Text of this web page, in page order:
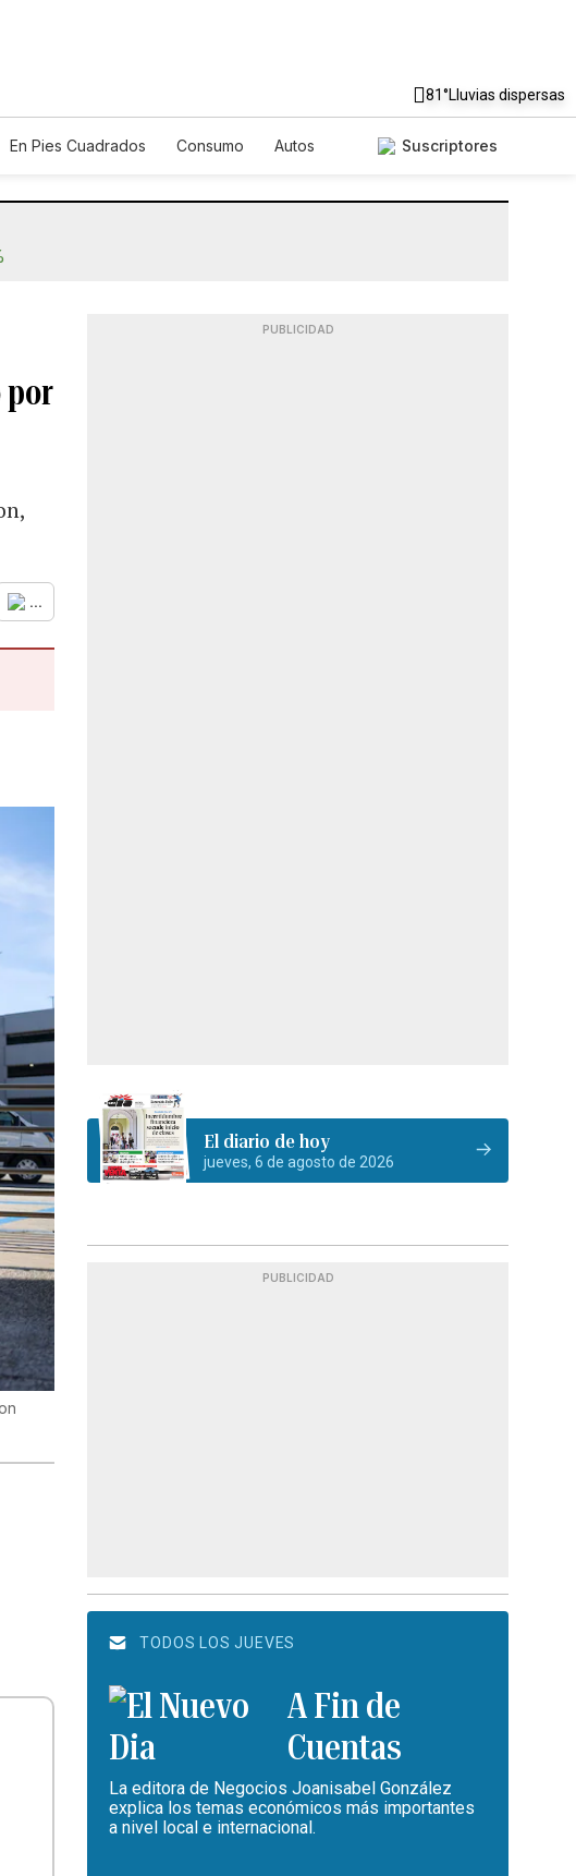
81°Lluvias dispersas
En Pies Cuadrados Consumo
Autos
Suscriptores
por
...
PUBLICIDAD
El diario de hoy
jueves, 6 de agosto de 2026
PUBLICIDAD
TODOS LOS JUEVES
A Fin de
Cuentas
La editora de Negocios Joanisabel González
explica los temas económicos más importantes
a nivel local e internacional.